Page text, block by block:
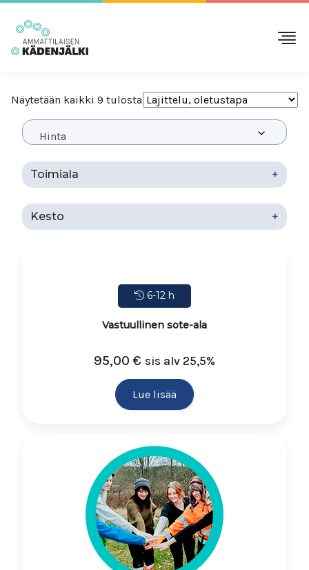
Näytetään kaikki 9 tulosta
Hinta
Toimiala +
Kesto +
6-12 h
Vastuullinen sote-ala
95,00 € sis alv 25,5%
Lue lisää